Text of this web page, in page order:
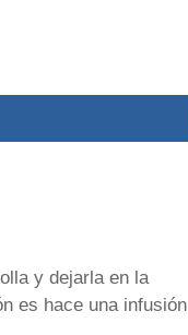
y dejarla en la
es hace una infusión